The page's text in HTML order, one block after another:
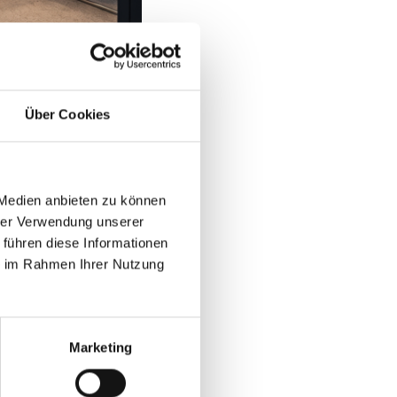
Über Cookies
anbieten zu können
Verwendung unserer
diese Informationen
Rahmen Ihrer Nutzung
Marketing
mit
die
dass die Partner
sind. Dieses
Mandaten erzielten
umqualifiziert
nicht behauptet
resultieren.